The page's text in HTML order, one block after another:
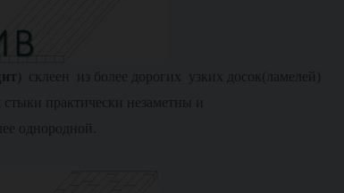
) склеен из более дорогих узких досок(ламелей)
практически незаметны и
однородной.